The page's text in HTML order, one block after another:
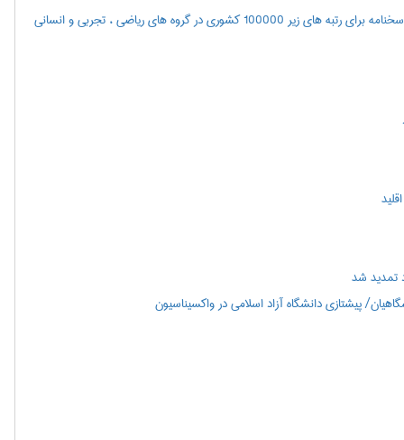
اعلام نتايج مرحله اول آزمون سراسري سال 1400(همچنین مشاهده پاسخنامه برای رتبه های زیر 100000 کشوری در گروه های ریاضی ، تجربی و انسانی
تمدید شد
پیشتازی دانشگاه آزاد اسلامی در واکسیناسیون